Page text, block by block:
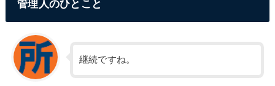
管理人のひとこと
継続ですね。